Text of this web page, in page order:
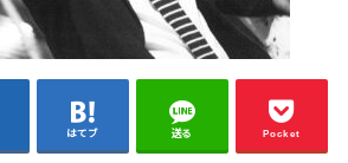
はてブ 送る Pocket